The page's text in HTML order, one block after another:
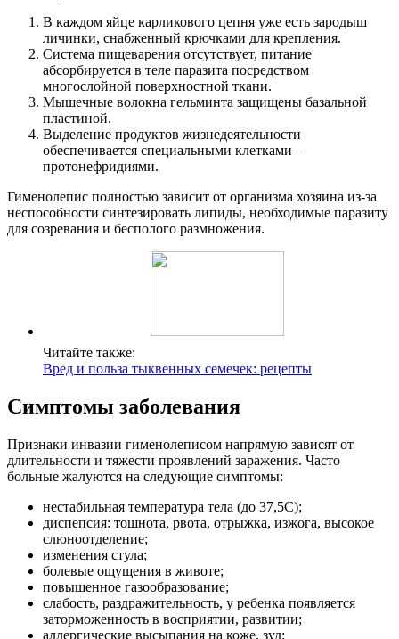
В каждом яйце карликового цепня уже есть зародыш
личинки, снабженный крючками для крепления.
Система пищеварения отсутствует, питание
абсорбируется в теле паразита посредством
многослойной поверхностной ткани.
Мышечные волокна гельминта защищены базальной
пластиной.
Выделение продуктов жизнедеятельности
обеспечивается специальными клетками –
протонефридиями.
Гименолепис полностью зависит от организма хозяина из-за
неспособности синтезировать липиды, необходимые паразиту
для созревания и бесполого размножения.
Читайте также:
Вред и польза тыквенных семечек: рецепты
Симптомы заболевания
Признаки инвазии гименолеписом напрямую зависят от
длительности и тяжести проявлений заражения. Часто
больные жалуются на следующие симптомы:
нестабильная температура тела (до 37,5С);
диспепсия: тошнота, рвота, отрыжка, изжога, высокое
слюноотделение;
изменения стула;
болевые ощущения в животе;
повышенное газообразование;
слабость, раздражительность, у ребенка появляется
заторможенность в восприятии, развитии;
аллергические высыпания на коже, зуд;